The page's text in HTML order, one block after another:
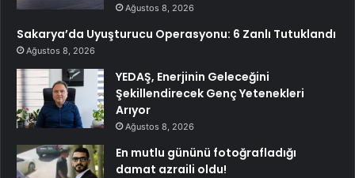
Ağustos 8, 2026
Sakarya’da Uyuşturucu Operasyonu: 6 Zanlı Tutuklandı
Ağustos 8, 2026
YEDAŞ, Enerjinin Geleceğini
Şekillendirecek Genç Yetenekleri
Arıyor
Ağustos 8, 2026
En mutlu gününü fotoğrafladığı
damat azraili oldu!